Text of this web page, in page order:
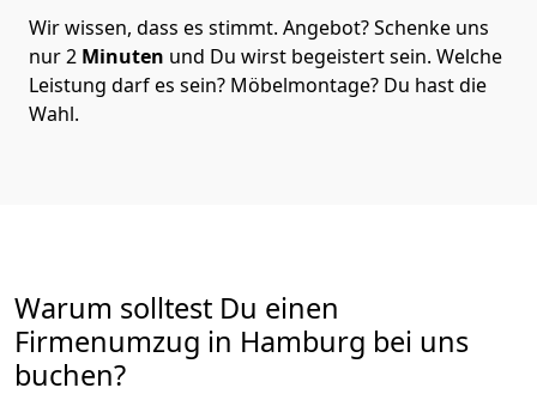
Wir wissen, dass es stimmt. Angebot? Schenke uns
nur 2 Minuten und Du wirst begeistert sein. Welche
Leistung darf es sein? Möbelmontage? Du hast die
Wahl.
Warum solltest Du einen
Firmenumzug in Hamburg bei uns
buchen?